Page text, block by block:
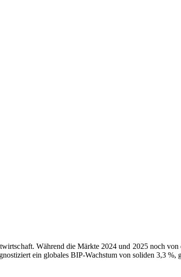
Während die Märkte 2024 und 2025 noch
ein globales BIP-Wachstum von soliden 3,3